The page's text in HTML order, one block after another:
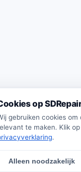
op
gebruiken cookies
te maken. Klik
.
Alleen noodzakelijk